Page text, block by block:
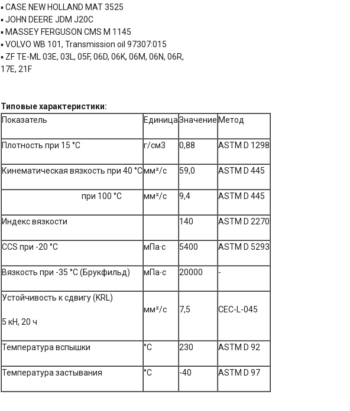
▪ CASE NEW HOLLAND MAT 3525
▪ JOHN DEERE JDM J20C
▪ MASSEY FERGUSON CMS M 1145
▪ VOLVO WB 101, Transmission oil 97307:015
▪ ZF TE-ML 03E, 03L, 05F, 06D, 06K, 06M, 06N, 06R,
17E, 21F
Типовые характеристики:
Показатель
ЕдиницаЗначение Метод
Плотность при 15 °С г/см3 0,88 ASTM D 1298
Кинематическая вязкость при 40 °Смм²/с 59,0 ASTM D 445
при 100 °С мм²/с 9,4 ASTM D 445
Индекс вязкости 140 ASTM D 2270
CCS при -20 °С мПа·с 5400 ASTM D 5293
Вязкость при -35 °С (Брукфильд) мПа∙с 20000 -
Устойчивость к сдвигу (KRL)
5 кН, 20 ч
мм²/с 7,5 CEC-L-045
Температура вспышки °С 230 ASTM D 92
Температура застывания °С -40 ASTM D 97